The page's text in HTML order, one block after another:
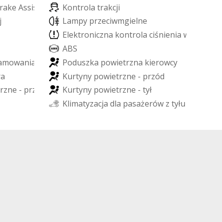
rake Assis Kontrola trakcji
j Lampy przeciwmgielne
Elektroniczna kontrola ciśnienia w
ABS
mowania Poduszka powietrzna kierowcy
a Kurtyny powietrzne - przód
rzne - prz Kurtyny powietrzne - tył
Klimatyzacja dla pasażerów z tyłu